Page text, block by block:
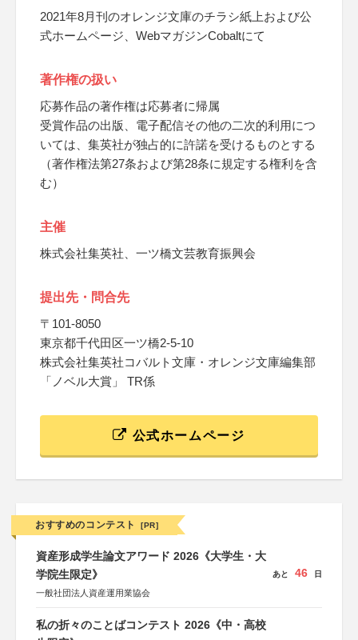
2021年8月刊のオレンジ文庫のチラシ紙上および公
式ホームページ、WebマガジンCobaltにて
著作権の扱い
応募作品の著作権は応募者に帰属
受賞作品の出版、電子配信その他の二次的利用につ
いては、集英社が独占的に許諾を受けるものとする
（著作権法第27条および第28条に規定する権利を含
む）
主催
株式会社集英社、一ツ橋文芸教育振興会
提出先・問合先
〒101-8050
東京都千代田区一ツ橋2-5-10
株式会社集英社コバルト文庫・オレンジ文庫編集部
「ノベル大賞」 TR係
公式ホームページ
おすすめのコンテスト [PR]
資産形成学生論文アワード 2026《大学生・大
学院生限定》
一般社団法人資産運用業協会
あと 46 日
私の折々のことばコンテスト 2026《中・高校